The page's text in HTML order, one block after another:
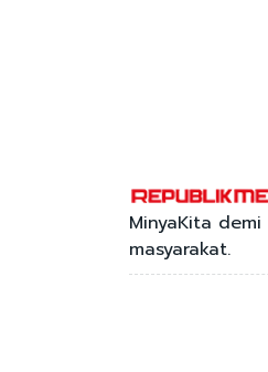
MinyaKita
masyarakat.